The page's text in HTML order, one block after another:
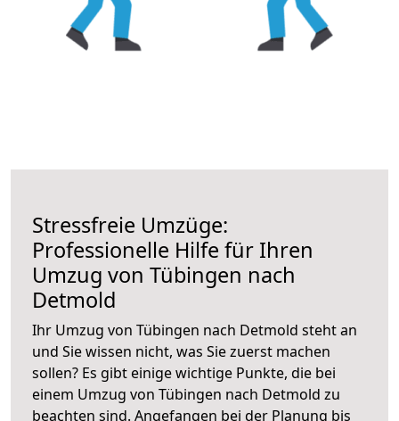
Stressfreie Umzüge:
Professionelle Hilfe für Ihren
Umzug von Tübingen nach
Detmold
Ihr Umzug von Tübingen nach Detmold steht an
und Sie wissen nicht, was Sie zuerst machen
sollen? Es gibt einige wichtige Punkte, die bei
einem Umzug von Tübingen nach Detmold zu
beachten sind. Angefangen bei der Planung bis